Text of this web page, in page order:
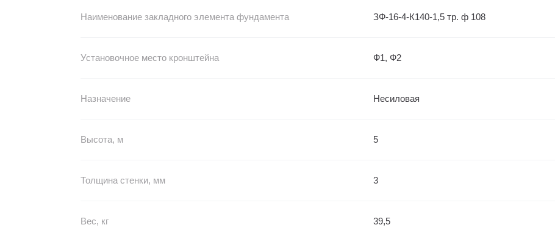
Наименование закладного элемента фундамента ЗФ-16-4-К140-1,5 тр. ф 108
Установочное место кронштейна Ф1, Ф2
Назначение Несиловая
Высота, м 5
Толщина стенки, мм 3
Вес, кг 39,5